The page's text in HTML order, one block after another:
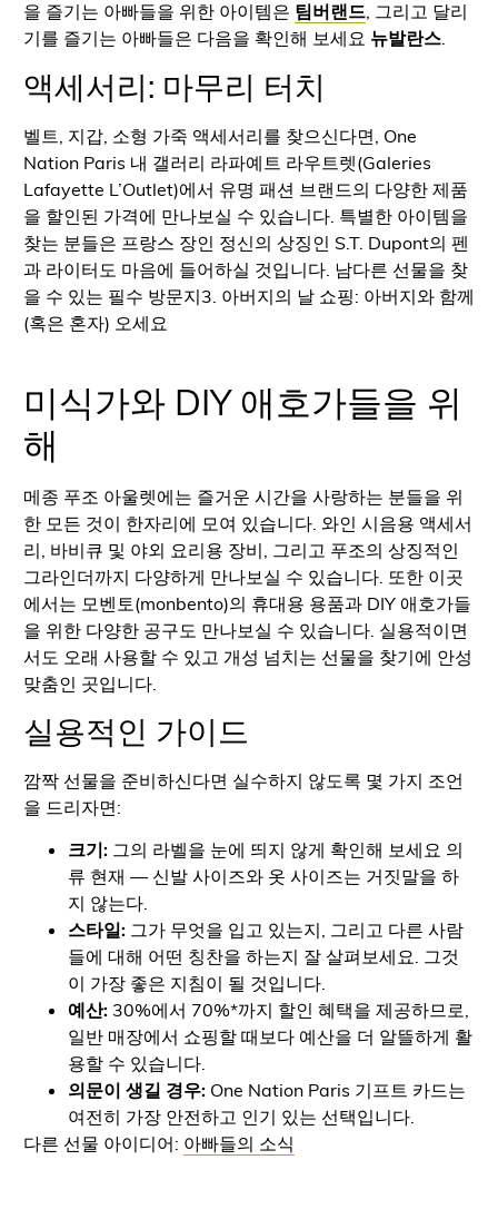
을 즐기는 아빠들을 위한 아이템은 팀버랜드, 그리고 달리
기를 즐기는 아빠들은 다음을 확인해 보세요 뉴발란스.
액세서리: 마무리 터치
벨트, 지갑, 소형 가죽 액세서리를 찾으신다면, One
Nation Paris 내 갤러리 라파예트 라우트렛(Galeries
Lafayette L’Outlet)에서 유명 패션 브랜드의 다양한 제품
을 할인된 가격에 만나보실 수 있습니다. 특별한 아이템을
찾는 분들은 프랑스 장인 정신의 상징인 S.T. Dupont의 펜
과 라이터도 마음에 들어하실 것입니다. 남다른 선물을 찾
을 수 있는 필수 방문지3. 아버지의 날 쇼핑: 아버지와 함께
(혹은 혼자) 오세요
미식가와 DIY 애호가들을 위
해
메종 푸조 아울렛에는 즐거운 시간을 사랑하는 분들을 위
한 모든 것이 한자리에 모여 있습니다. 와인 시음용 액세서
리, 바비큐 및 야외 요리용 장비, 그리고 푸조의 상징적인
그라인더까지 다양하게 만나보실 수 있습니다. 또한 이곳
에서는 모벤토(monbento)의 휴대용 용품과 DIY 애호가들
을 위한 다양한 공구도 만나보실 수 있습니다. 실용적이면
서도 오래 사용할 수 있고 개성 넘치는 선물을 찾기에 안성
맞춤인 곳입니다.
실용적인 가이드
깜짝 선물을 준비하신다면 실수하지 않도록 몇 가지 조언
을 드리자면:
크기: 그의 라벨을 눈에 띄지 않게 확인해 보세요 의
류 현재 — 신발 사이즈와 옷 사이즈는 거짓말을 하
지 않는다.
스타일: 그가 무엇을 입고 있는지, 그리고 다른 사람
들에 대해 어떤 칭찬을 하는지 잘 살펴보세요. 그것
이 가장 좋은 지침이 될 것입니다.
예산: 30%에서 70%*까지 할인 혜택을 제공하므로,
일반 매장에서 쇼핑할 때보다 예산을 더 알뜰하게 활
용할 수 있습니다.
의문이 생길 경우: One Nation Paris 기프트 카드는
여전히 가장 안전하고 인기 있는 선택입니다.
다른 선물 아이디어: 아빠들의 소식